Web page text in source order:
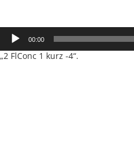
Audio-
Player
00:00
„2 FlConc 1 kurz -4“.